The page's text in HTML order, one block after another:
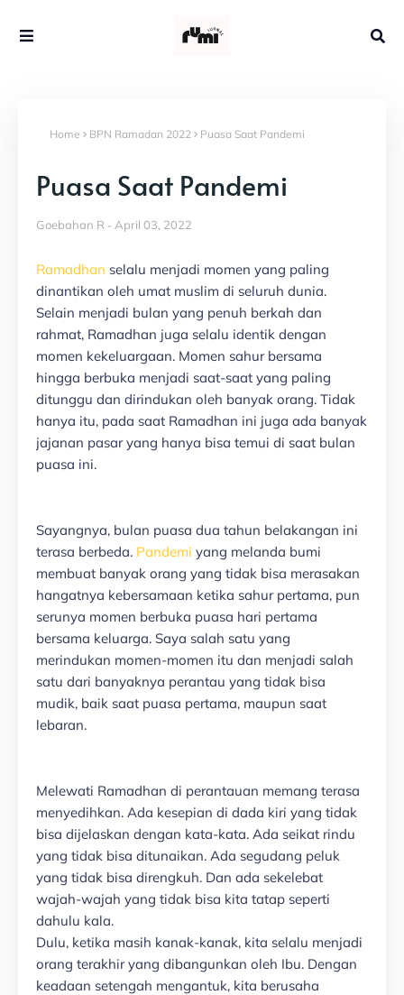
Home BPN Ramadan 2022 Puasa Saat Pandemi
Puasa Saat Pandemi
Goebahan R April 03, 2022
Ramadhan selalu menjadi momen yang paling
dinantikan oleh umat muslim di seluruh dunia.
Selain menjadi bulan yang penuh berkah dan
rahmat, Ramadhan juga selalu identik dengan
momen kekeluargaan. Momen sahur bersama
hingga berbuka menjadi saat-saat yang paling
ditunggu dan dirindukan oleh banyak orang. Tidak
hanya itu, pada saat Ramadhan ini juga ada banyak
jajanan pasar yang hanya bisa temui di saat bulan
puasa ini.
Sayangnya, bulan puasa dua tahun belakangan ini
terasa berbeda. Pandemi yang melanda bumi
membuat banyak orang yang tidak bisa merasakan
hangatnya kebersamaan ketika sahur pertama, pun
serunya momen berbuka puasa hari pertama
bersama keluarga. Saya salah satu yang
merindukan momen-momen itu dan menjadi salah
satu dari banyaknya perantau yang tidak bisa
mudik, baik saat puasa pertama, maupun saat
lebaran.
Melewati Ramadhan di perantauan memang terasa
menyedihkan. Ada kesepian di dada kiri yang tidak
bisa dijelaskan dengan kata-kata. Ada seikat rindu
yang tidak bisa ditunaikan. Ada segudang peluk
yang tidak bisa direngkuh. Dan ada sekelebat
wajah-wajah yang tidak bisa kita tatap seperti
dahulu kala.
Dulu, ketika masih kanak-kanak, kita selalu menjadi
orang terakhir yang dibangunkan oleh Ibu. Dengan
keadaan setengah mengantuk, kita berusaha